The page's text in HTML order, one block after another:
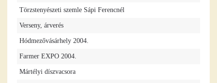
Törzstenyészeti szemle Sápi Ferencnél
Verseny, árverés
Hódmezővásárhely 2004.
Farmer EXPO 2004.
Mártélyi díszvacsora